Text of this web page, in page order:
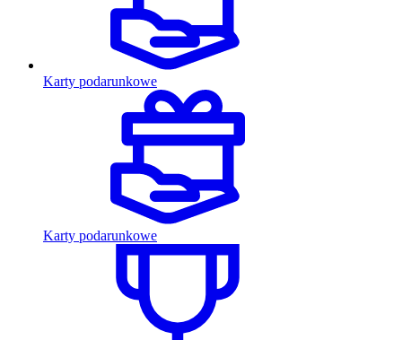
Karty podarunkowe
Karty podarunkowe